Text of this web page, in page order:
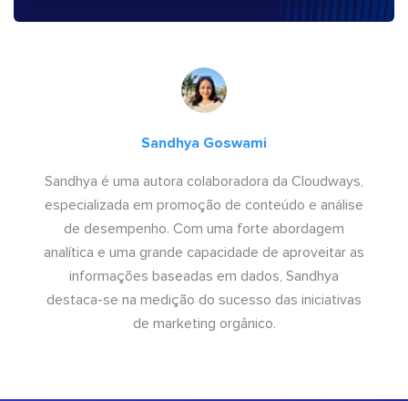
Sandhya Goswami
Sandhya é uma autora colaboradora da Cloudways,
especializada em promoção de conteúdo e análise
de desempenho. Com uma forte abordagem
analítica e uma grande capacidade de aproveitar as
informações baseadas em dados, Sandhya
destaca-se na medição do sucesso das iniciativas
de marketing orgânico.